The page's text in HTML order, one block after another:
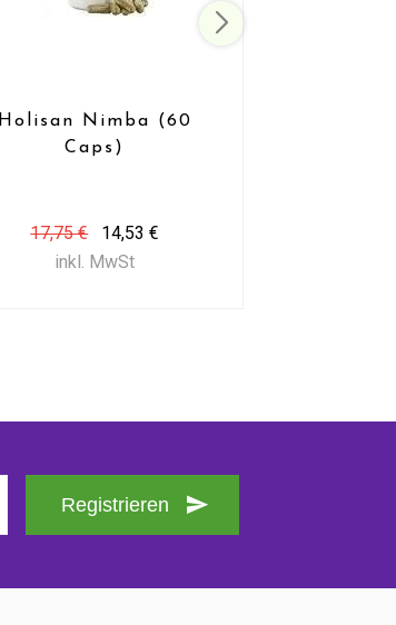
Holisan Nimba (60
Caps)
17,75 €
14,53 €
inkl. MwSt
Registrieren